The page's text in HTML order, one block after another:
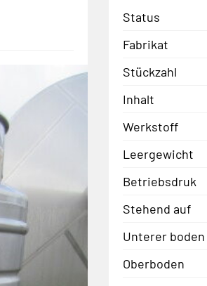
Status
Fabrikat
Stückzahl
Inhalt
Werkstoff
Leergewicht
Betriebsdruk
Stehend auf
Unterer boden
Oberboden